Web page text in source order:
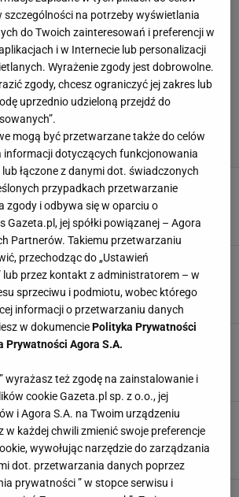
przemawiał na pierwszym posiedzeniu
Nagle wypalił o Euro
Jaskulska,13 LISTOPADA 2023, 13:18
dla Polski, teraz wypalił. "Ktoś chciał
burdel"
Winter, 23 WRZEŚNIA 2023, 11:56
uchronił Lewandowskiego przed
Ciuksza,6 LIPCA 2023, 08:45
tylko przed jednym meczem czuł
"Zapłaciłem za to wysoką cenę"
Dziubiński, 30 CZERWCA 2022, 12:12
szczególności na potrzeby wyświetlania
do Twoich zainteresowań i preferencji w
i w Internecie lub personalizacji
Wyrażenie zgody jest dobrowolne.
zgody, chcesz ograniczyć jej zakres lub
uprzednio udzieloną przejdź do
mogą być przetwarzane także do celów
informacji dotyczących funkcjonowania
łączone z danymi dot. świadczonych
przypadkach przetwarzanie
zgody i odbywa się w oparciu o
Gazeta.pl, jej spółki powiązanej – Agora
Partnerów. Takiemu przetwarzaniu
przechodząc do „Ustawień
lub przez kontakt z administratorem – w
sprzeciwu i podmiotu, wobec którego
informacji o przetwarzaniu danych
w dokumenciePolityka Prywatności
Prywatności Agora S.A.
wyrażasz też zgodę na zainstalowanie i
cookie Gazeta.pl sp. z o.o., jej
i Agora S.A. na Twoim urządzeniu
w każdej chwili zmienić swoje preferencje
wywołując narzędzie do zarządzania
dot. przetwarzania danych poprzez
prywatności ” w stopce serwisu i